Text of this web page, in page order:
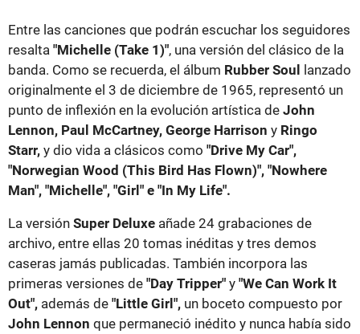
Entre las canciones que podrán escuchar los seguidores
resalta "Michelle (Take 1)", una versión del clásico de la
banda. Como se recuerda, el álbum Rubber Soul
lanzado
originalmente el 3 de diciembre de 1965, representó un
punto de inflexión en la evolución artística de John
Lennon, Paul McCartney, George Harrison y Ringo
Starr, y dio vida a clásicos como "Drive My Car",
"Norwegian Wood (This Bird Has Flown)", "Nowhere
Man", "Michelle", "Girl" e "In My Life".
La versión Super Deluxe añade 24 grabaciones de
archivo, entre ellas 20 tomas inéditas y tres demos
caseras jamás publicadas. También incorpora las
primeras versiones de "Day Tripper" y "We Can Work It
Out", además de "Little Girl", un boceto compuesto por
John Lennon que permaneció inédito y nunca había sido